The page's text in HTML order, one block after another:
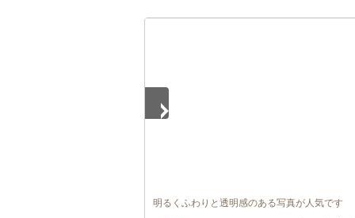
明るくふわりと透明感のある写真が人気です